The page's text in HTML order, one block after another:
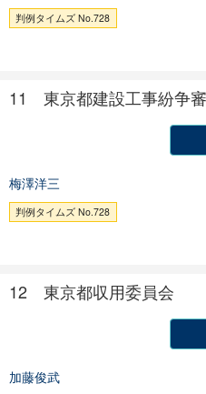
判例タイムズ No.728
11 東京都建設工事紛争
梅澤洋三
判例タイムズ No.728
12 東京都収用委員会
加藤俊武